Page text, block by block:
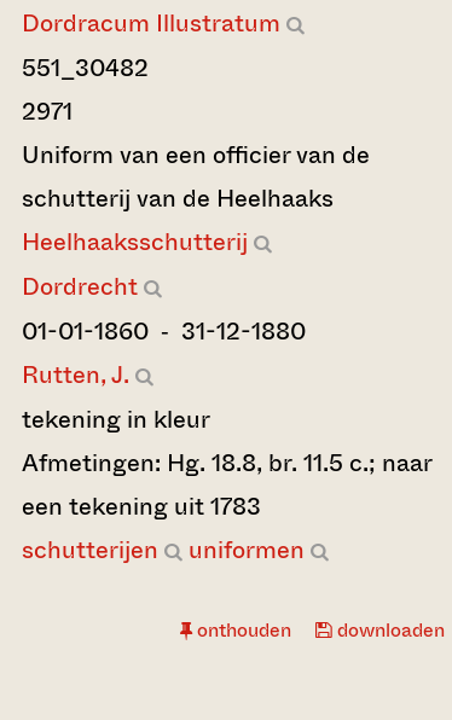
Dordracum Illustratum
551_30482
2971
Uniform van een officier van de
schutterij van de Heelhaaks
Heelhaaksschutterij
Dordrecht
01-01-1860 ‐ 31-12-1880
Rutten, J.
tekening in kleur
Afmetingen: Hg. 18.8, br. 11.5 c.; naar
een tekening uit 1783
schutterijen uniformen
onthouden downloaden